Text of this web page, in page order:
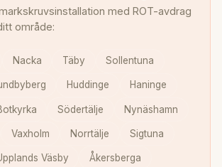
med ROT-avdrag
område:
Nacka Täby Sollentuna
Huddinge Haninge
Södertälje Nynäshamn
Vaxholm Norrtälje Sigtuna
Väsby Åkersberga